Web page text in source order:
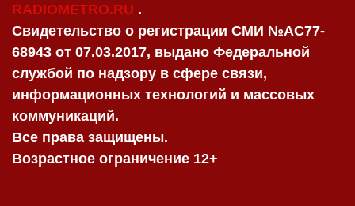
RADIOMETRO.RU .
Свидетельство о регистрации СМИ №AC77-
68943 от 07.03.2017, выдано Федеральной
службой по надзору в сфере связи,
информационных технологий и массовых
коммуникаций.
Все права защищены.
Возрастное ограничение 12+